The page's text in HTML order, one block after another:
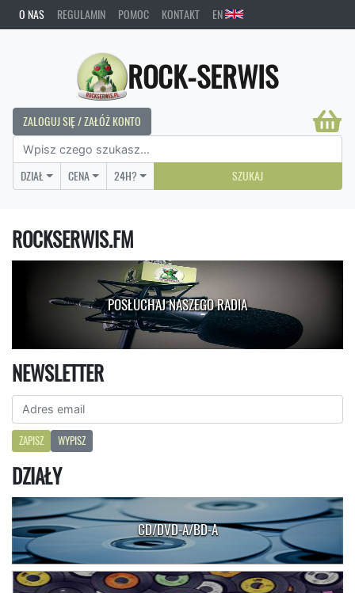
O NAS REGULAMIN POMOC KONTAKT EN
ROCK-SERWIS
ZALOGUJ SIĘ / ZAŁÓŻ KONTO
DZIAŁ CENA 24H? SZUKAJ
ROCKSERWIS.FM
POSŁUCHAJ NASZEGO RADIA
NEWSLETTER
ZAPISZ WYPISZ
DZIAŁY
CD/DVD-A/BD-A